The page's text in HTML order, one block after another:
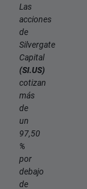
Las
acciones
de
Silvergate
Capital
(SI.US)
cotizan
más
de
un
97,50
%
por
debajo
de